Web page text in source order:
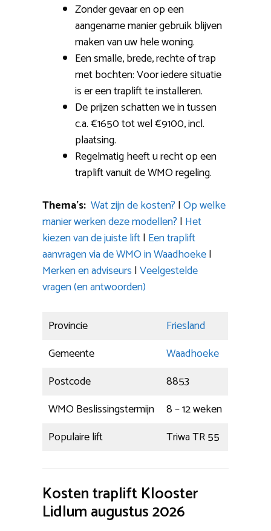
Zonder gevaar en op een
aangename manier gebruik blijven
maken van uw hele woning.
Een smalle, brede, rechte of trap
met bochten: Voor iedere situatie
is er een traplift te installeren.
De prijzen schatten we in tussen
c.a. €1650 tot wel €9100, incl.
plaatsing.
Regelmatig heeft u recht op een
traplift vanuit de WMO regeling.
Thema’s: Wat zijn de kosten? |Op welke
manier werken deze modellen? | Het
kiezen van de juiste lift| Een traplift
aanvragen via de WMO in Waadhoeke|
Merken en adviseurs |Veelgestelde
vragen (en antwoorden)
Provincie
Friesland
Gemeente
Waadhoeke
Postcode
8853
WMO Beslissingstermijn
8 – 12 weken
Populaire lift
Triwa TR 55
Kosten traplift Klooster
Lidlum augustus 2026